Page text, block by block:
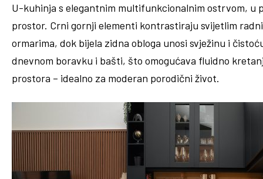
U-kuhinja s elegantnim multifunkcionalnim ostrvom, u
prostor. Crni gornji elementi kontrastiraju svijetlim
ormarima, dok bijela zidna obloga unosi svježinu i
dnevnom boravku i bašti, što omogućava fluidno
prostora – idealno za moderan porodični život.